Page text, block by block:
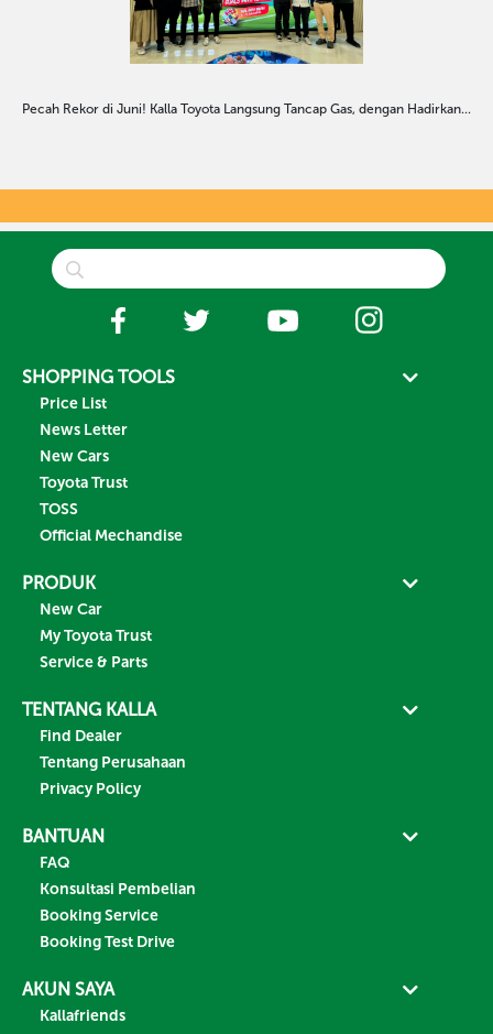
Pecah Rekor di Juni! Kalla Toyota Langsung Tancap Gas, dengan Hadirkan...
SHOPPING TOOLS
Price List
News Letter
New Cars
Toyota Trust
TOSS
Official Mechandise
PRODUK
New Car
My Toyota Trust
Service & Parts
TENTANG KALLA
Find Dealer
Tentang Perusahaan
Privacy Policy
BANTUAN
FAQ
Konsultasi Pembelian
Booking Service
Booking Test Drive
AKUN SAYA
Kallafriends